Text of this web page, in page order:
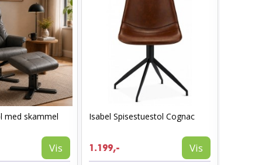
med skammel
Vis
Isabel Spisestuestol Cognac
1.199,- Vis